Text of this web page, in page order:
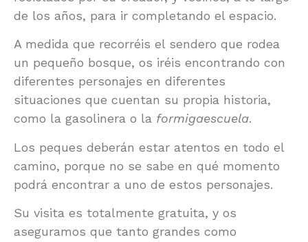
de los años, para ir completando el espacio.
A medida que recorréis el sendero que rodea
un pequeño bosque, os iréis encontrando con
diferentes personajes en diferentes
situaciones que cuentan su propia historia,
como la gasolinera o la formigaescuela.
Los peques deberán estar atentos en todo el
camino, porque no se sabe en qué momento
podrá encontrar a uno de estos personajes.
Su visita es totalmente gratuita, y os
aseguramos que tanto grandes como